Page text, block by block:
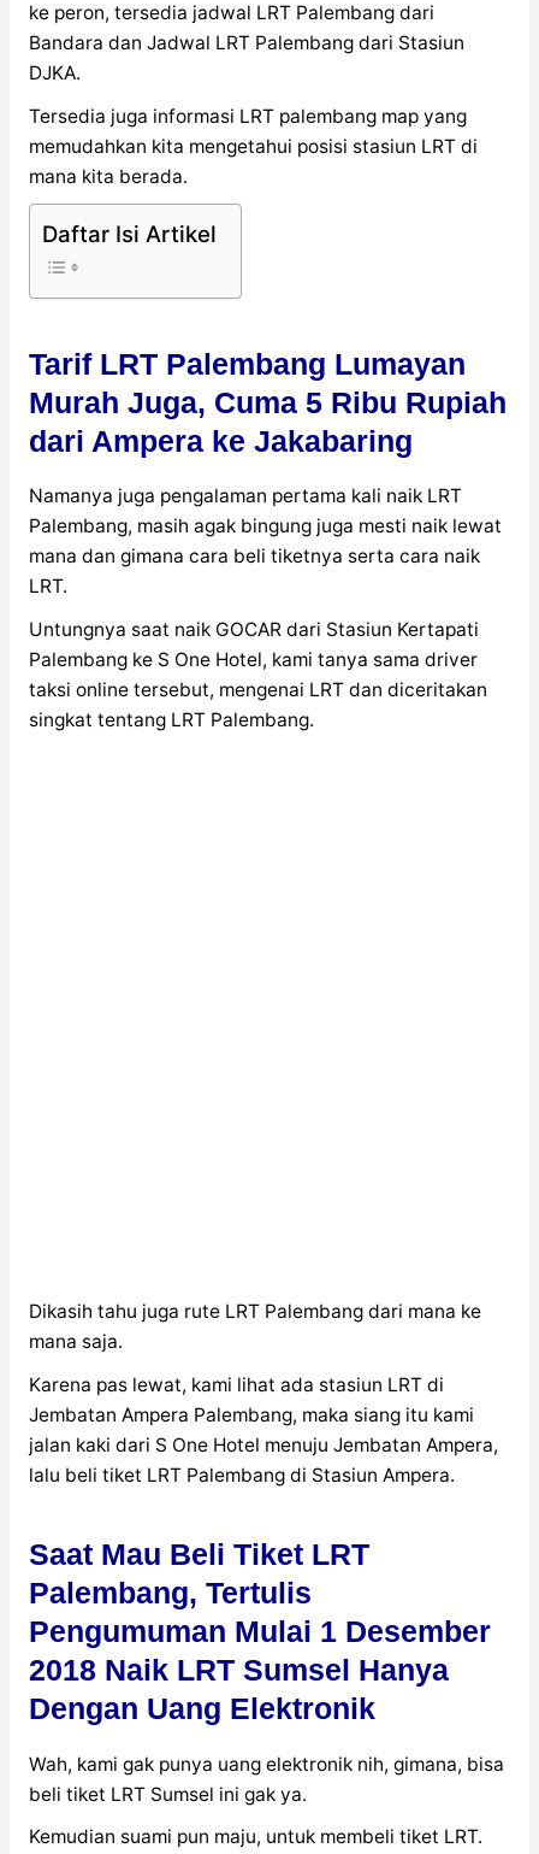
ke peron, tersedia jadwal LRT Palembang dari
Bandara dan Jadwal LRT Palembang dari Stasiun
DJKA.
Tersedia juga informasi LRT palembang map yang
memudahkan kita mengetahui posisi stasiun LRT di
mana kita berada.
Daftar Isi Artikel
Tarif LRT Palembang Lumayan
Murah Juga, Cuma 5 Ribu Rupiah
dari Ampera ke Jakabaring
Namanya juga pengalaman pertama kali naik LRT
Palembang, masih agak bingung juga mesti naik lewat
mana dan gimana cara beli tiketnya serta cara naik
LRT.
Untungnya saat naik GOCAR dari Stasiun Kertapati
Palembang ke S One Hotel, kami tanya sama driver
taksi online tersebut, mengenai LRT dan diceritakan
singkat tentang LRT Palembang.
Dikasih tahu juga rute LRT Palembang dari mana ke
mana saja.
Karena pas lewat, kami lihat ada stasiun LRT di
Jembatan Ampera Palembang, maka siang itu kami
jalan kaki dari S One Hotel menuju Jembatan Ampera,
lalu beli tiket LRT Palembang di Stasiun Ampera.
Saat Mau Beli Tiket LRT
Palembang, Tertulis
Pengumuman Mulai 1 Desember
2018 Naik LRT Sumsel Hanya
Dengan Uang Elektronik
Wah, kami gak punya uang elektronik nih, gimana, bisa
beli tiket LRT Sumsel ini gak ya.
Kemudian suami pun maju, untuk membeli tiket LRT.